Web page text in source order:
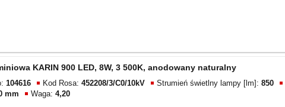
KARIN 900 LED, 8W, 3 500K, anodowany naturalny
104616 Kod Rosa: 452208/3/C0/10kV Strumień świetlny lampy [lm]: 850
mm Waga: 4,20